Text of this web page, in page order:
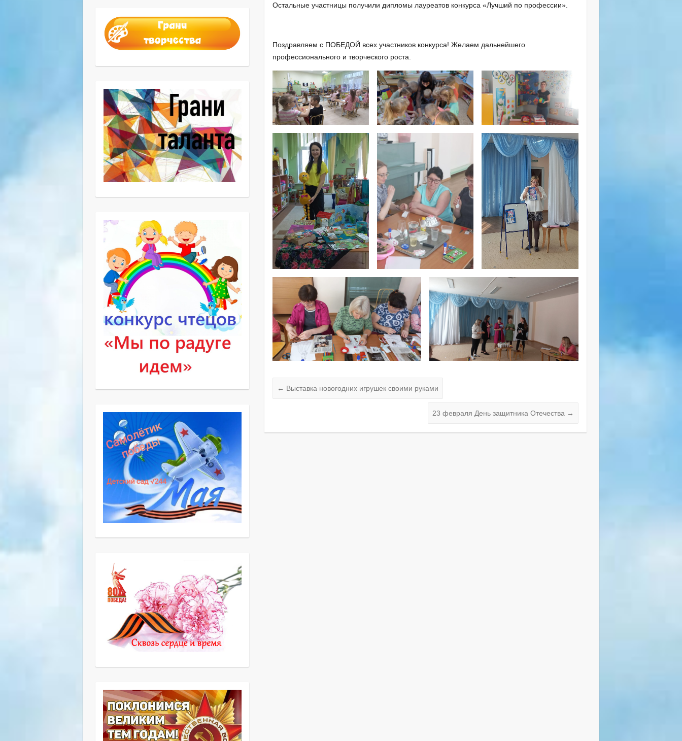
Остальные участницы получили дипломы лауреатов конкурса «Лучший по профессии».
Поздравляем с ПОБЕДОЙ всех участников конкурса! Желаем дальнейшего
профессионального и творческого роста.
← Выставка новогодних игрушек своими руками
23 февраля День защитника Отечества →